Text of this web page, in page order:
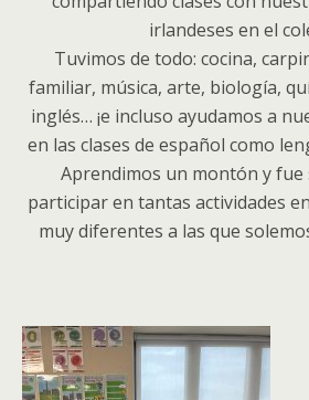
irlandeses en el
Tuvimos de todo: cocina,
familiar, música, arte, biología,
inglés… ¡e incluso ayudamos a
en las clases de español como
Aprendimos un montón y
participar en tantas actividades
muy diferentes a las que